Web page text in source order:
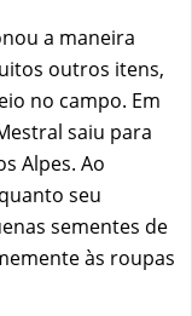
a maneira
outros itens,
no campo. Em
saiu para
Alpes. Ao
seu
sementes de
às roupas